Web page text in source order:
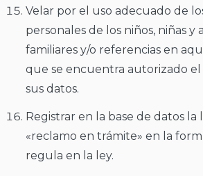
Velar por el uso adecuado de
personales de los niños, niñas y
familiares y/o referencias en
que se encuentra autorizado
sus datos.
Registrar en la base de datos la
«reclamo en trámite» en la
regula en la ley.